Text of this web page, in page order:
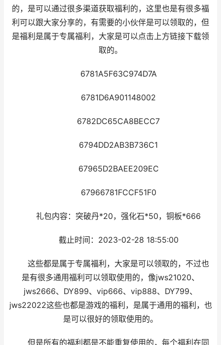
的，是可以通过很多渠道获取福利的，这里也是有很多福
利可以跟大家分享的，有需要的小伙伴是可以领取的，但
是福利是属于专属福利，大家是可以点击上方链接下载领
取的。
6781A5F63C974D7A
6781D6A901148002
6782DC65CA8BECC7
6794DD2AB3B736C1
67965D2BAEE209EC
67966781FCCF51F0
礼包内容：突破丹*20，强化石*50，铜板*666
截止时间：2023-02-28 18:55:00
这些都是属于专属福利，大家是可以领取的，不过也
是有很多通用福利可以领取使用的，像jws21020、
jws2666、DY899、vip666、vip888、DY799、
jws22022这些也都是游戏的福利，是属于通用的福利，也
是可以很好的领取使用的。
但是所有的福利都是不能重复使用的，每个福利在同